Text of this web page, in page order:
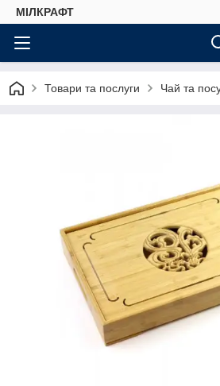
МІЛКРАФТ
Товари та послуги Чай та